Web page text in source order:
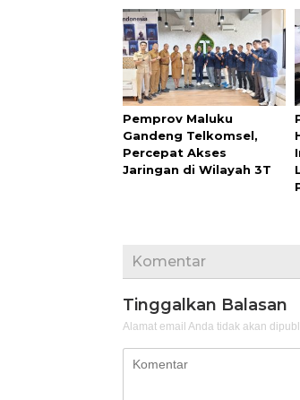
Pemprov Maluku
Gandeng Telkomsel,
Percepat Akses
Jaringan di Wilayah 3T
Komentar
Tinggalkan Balasan
Alamat email Anda tidak akan